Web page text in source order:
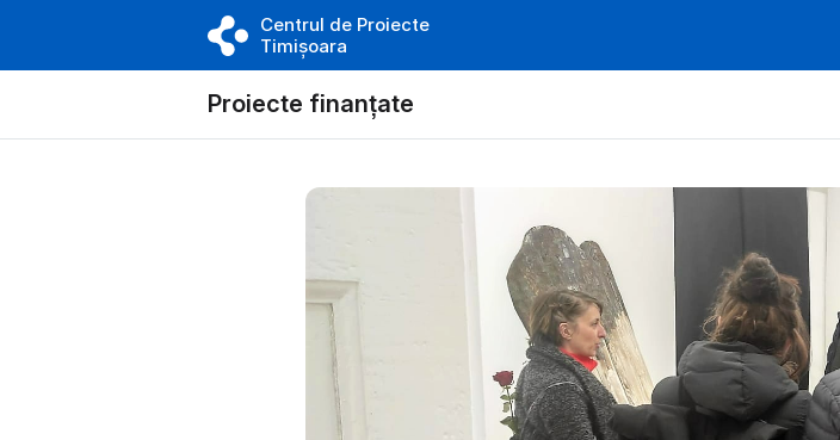
Centrul de Proiecte
Timișoara
Proiecte finanțate